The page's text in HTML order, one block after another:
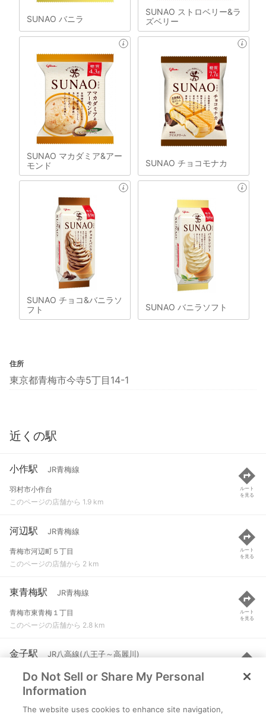
SUNAO バニラ
SUNAO ストロベリー&ラ
ズベリー
SUNAO マカダミア&アー
モンド
SUNAO チョコモナカ
SUNAO チョコ&バニラソ
フト
SUNAO バニラソフト
住所
東京都青梅市今寺5丁目14-1
近くの駅
小作駅 JR青梅線
羽村市小作台
このページの店舗から 1.9 km
ルート
を見る
河辺駅 JR青梅線
青梅市河辺町５丁目
このページの店舗から 2 km
ルート
を見る
東青梅駅 JR青梅線
青梅市東青梅１丁目
このページの店舗から 2.8 km
ルート
を見る
金子駅 JR八高線(八王子～高麗川)
入間市南峯
このページの店舗から 3 km
ルート
を見る
Do Not Sell or Share My Personal
Information
The website uses cookies to enhance site navigation,